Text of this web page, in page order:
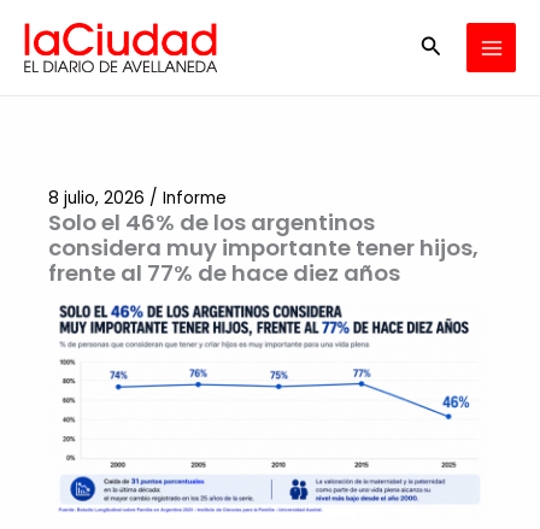
contenido
Buscar
Solo el 46% de los argentinos
considera muy importante tener hijos,
frente al 77% de hace diez años
8 julio, 2026 / Informe